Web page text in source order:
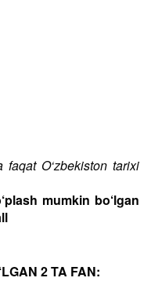
O‘zbekiston tarixi
mumkin bo‘lgan
2 TA FAN: